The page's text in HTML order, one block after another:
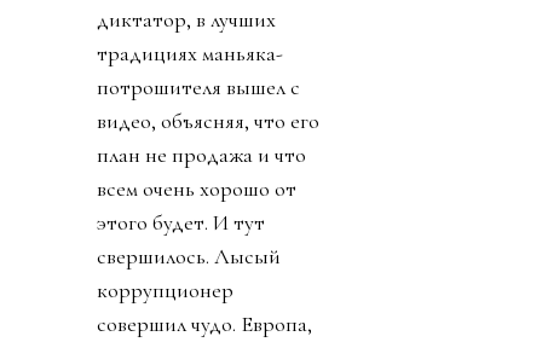
диктатор, в лучших
традициях маньяка-
потрошителя вышел с
видео, объясняя, что его
план не продажа и что
всем очень хорошо от
этого будет. И тут
свершилось. Лысый
коррупционер
совершил чудо. Европа,